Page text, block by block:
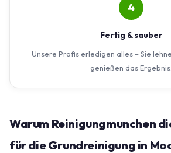
4
Fertig & sauber
Unsere Profis erledigen alles – Sie
genießen das Ergebnis.
Warum Reinigungmunchen
für die Grundreinigung in